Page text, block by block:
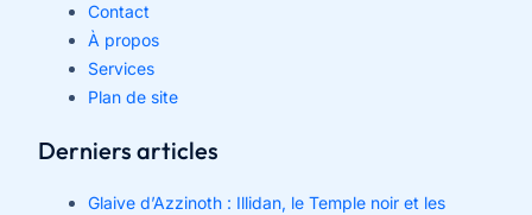
Contact
À propos
Services
Plan de site
Derniers articles
Glaive d’Azzinoth : Illidan, le Temple noir et les